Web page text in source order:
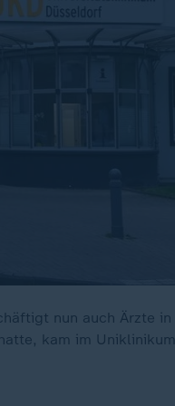
nun auch Ärzte in
kam im Uniklinikum